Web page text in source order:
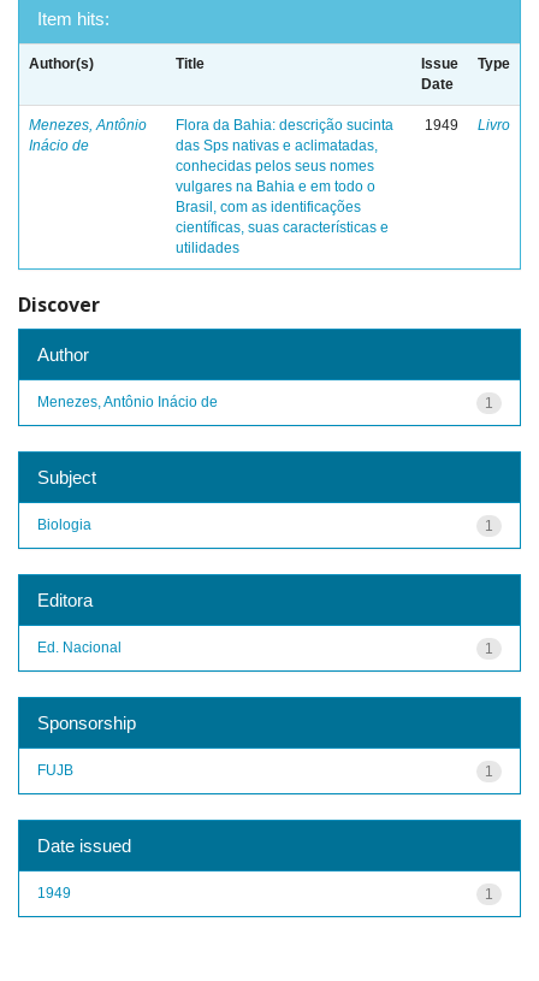
Item hits:
Author(s) Title
Issue
Date
Type
Menezes, Antônio
Inácio de
Flora da Bahia: descrição sucinta
das Sps nativas e aclimatadas,
conhecidas pelos seus nomes
vulgares na Bahia e em todo o
Brasil, com as identificações
científicas, suas características e
utilidades
1949 Livro
Discover
Author
1
Menezes, Antônio Inácio de
Subject
1
Biologia
Editora
1
Ed. Nacional
Sponsorship
1
FUJB
Date issued
1
1949